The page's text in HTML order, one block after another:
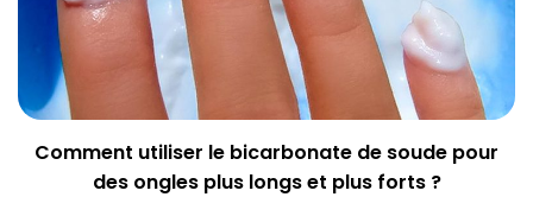
Comment utiliser le bicarbonate de soude pour
des ongles plus longs et plus forts ?